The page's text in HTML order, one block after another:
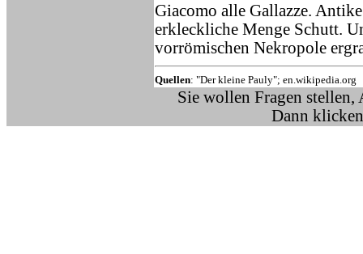
Giacomo alle Gallazze.
erkleckliche Menge Schutt.
vorrömischen Nekropole
Quellen: "Der kleine Pauly"; en.wikipedia.org
Sie wollen Fragen stellen,
Dann